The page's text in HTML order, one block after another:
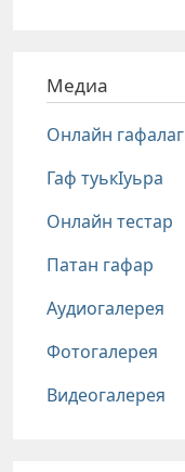
Медиа
Онлайн гафалаг
Гаф туькIуьра
Онлайн тестар
Патан гафар
Аудиогалерея
Фотогалерея
Видеогалерея